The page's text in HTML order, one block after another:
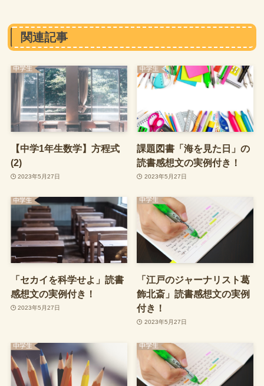
関連記事
【中学1年生数学】方程式
(2)
2023年5月27日
課題図書「海を見た日」の
読書感想文の実例付き！
2023年5月27日
「セカイを科学せよ」読書
感想文の実例付き！
2023年5月27日
「江戸のジャーナリスト葛
飾北斎」読書感想文の実例
付き！
2023年5月27日